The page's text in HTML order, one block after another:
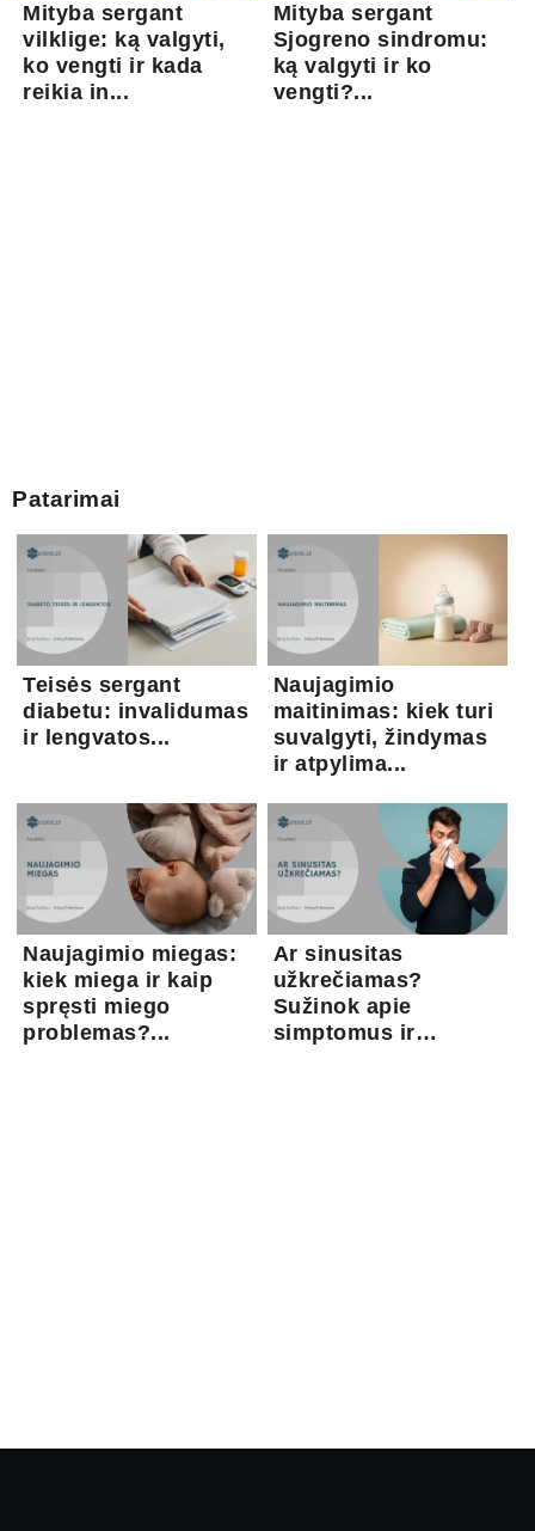
Mityba sergant
vilklige: ką valgyti,
ko vengti ir kada
reikia in...
Mityba sergant
Sjogreno sindromu:
ką valgyti ir ko
vengti?...
Patarimai
Teisės sergant
diabetu: invalidumas
ir lengvatos...
Naujagimio
maitinimas: kiek turi
suvalgyti, žindymas
ir atpylima...
Naujagimio miegas:
kiek miega ir kaip
spręsti miego
problemas?...
Ar sinusitas
užkrečiamas?
Sužinok apie
simptomus ir